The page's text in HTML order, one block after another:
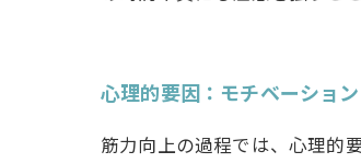
心理的要因：モチベーショ
筋力向上の過程では、心理的